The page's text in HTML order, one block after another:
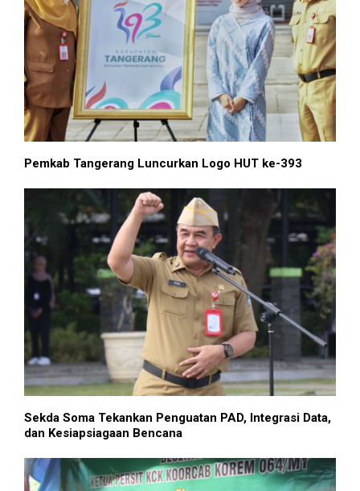
Pemkab Tangerang Luncurkan Logo HUT ke-393
Sekda Soma Tekankan Penguatan PAD, Integrasi Data,
dan Kesiapsiagaan Bencana